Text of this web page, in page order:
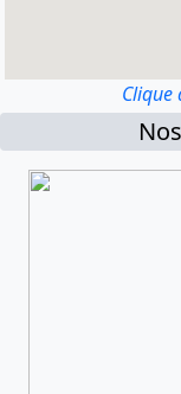
Clique